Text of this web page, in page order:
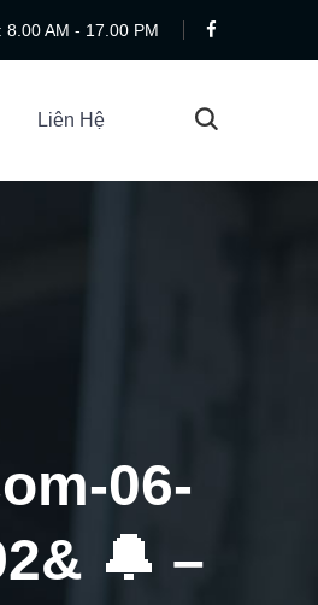
AM - 17.00 PM
Liên Hệ
06-
🔔 –